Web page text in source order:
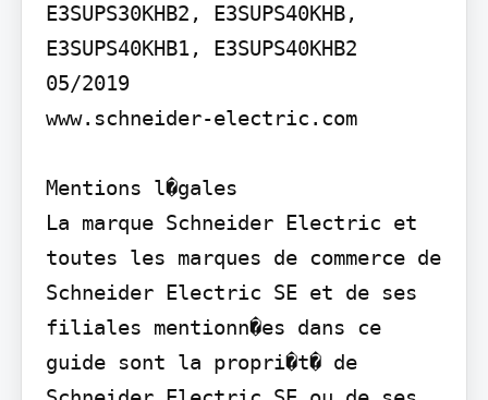
E3SUPS30KHB2, E3SUPS40KHB,
E3SUPS40KHB1, E3SUPS40KHB2
05/2019
www.schneider-electric.com
Mentions l�gales
La marque Schneider Electric et
toutes les marques de commerce de
Schneider Electric SE et de ses
filiales mentionn�es dans ce
guide sont la propri�t� de